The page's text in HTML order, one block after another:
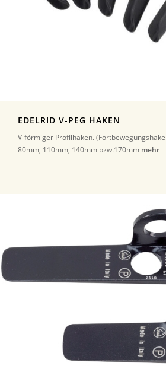
EDELRID V-PEG HAKEN
V-förmiger Profilhaken.
80mm, 110mm, 140mm bzw.170mm mehr